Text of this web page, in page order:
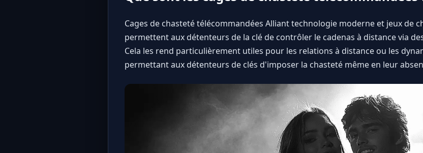
Cages de chasteté télécommandées Alliant technologie moderne et jeux de
permettent aux détenteurs de la clé de contrôler le cadenas à distance via
Cela les rend particulièrement utiles pour les relations à distance ou les
permettant aux détenteurs de clés d'imposer la chasteté même en leur